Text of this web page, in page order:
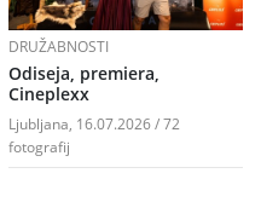
DRUŽABNOSTI
Odiseja, premiera,
Cineplexx
Ljubljana, 16.07.2026 / 72
fotografij